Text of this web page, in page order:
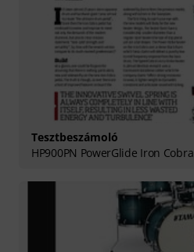
Tesztbeszámoló
HP900PN PowerGlide Iron Cobra